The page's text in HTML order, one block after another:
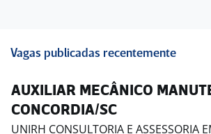
Vagas publicadas recentemente
AUXILIAR MECÂNICO
CONCORDIA/SC
UNIRH CONSULTORIA E ASSESSORIA